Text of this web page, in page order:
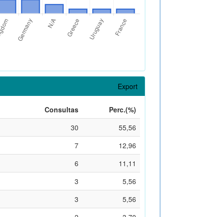
Export
Consultas
Perc.(%)
30
55,56
7
12,96
6
11,11
3
5,56
3
5,56